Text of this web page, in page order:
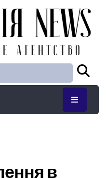
в